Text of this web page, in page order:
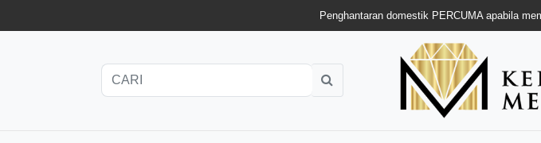
Penghantaran domestik PERCUMA apabila